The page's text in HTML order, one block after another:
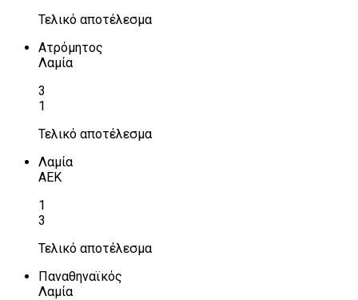
Τελικό αποτέλεσμα
Ατρόμητος
Λαμία
3
1
Τελικό αποτέλεσμα
Λαμία
ΑΕΚ
1
3
Τελικό αποτέλεσμα
Παναθηναϊκός
Λαμία